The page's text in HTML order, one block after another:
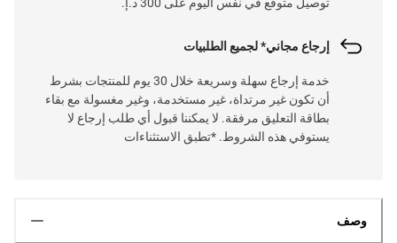
إرجاع مجاني* لجميع الطلبيات
خدمة إرجاع سهلة وسريعة خلال 30 يوم للمنتجات بشرط
أن تكون غير مرتداة، غير مستخدمة، وغير مغسولة مع بقاء
بطاقة التعليق مرفقة. لا يمكننا قبول أي طلب إرجاع لا
يستوفي هذه الشروط. *تطبق الاستثناءات
وصف